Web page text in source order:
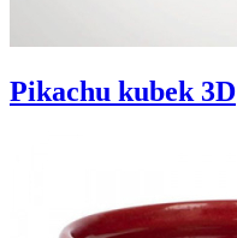
Pikachu kubek 3D